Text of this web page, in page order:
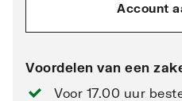
Account
Voordelen van een
Voor 17.00 uur